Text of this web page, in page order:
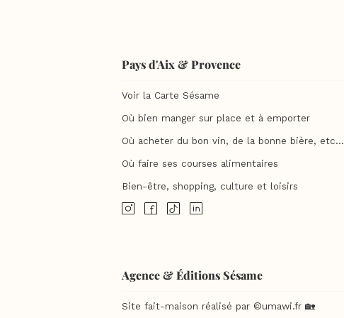
Pays d'Aix & Provence
Voir la Carte Sésame
Où bien manger sur place et à emporter
Où acheter du bon vin, de la bonne bière, etc...
Où faire ses courses alimentaires
Bien-être, shopping, culture et loisirs
Agence & Éditions Sésame
Site fait-maison réalisé par ©umawi.fr 🏡